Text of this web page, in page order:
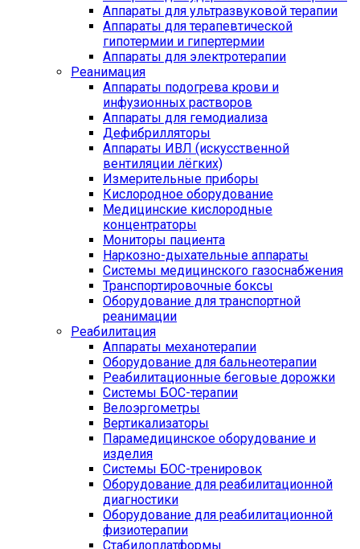
Аппараты для ультразвуковой терапии
Аппараты для терапевтической
гипотермии и гипертермии
Аппараты для электротерапии
Реанимация
Аппараты подогрева крови и
инфузионных растворов
Аппараты для гемодиализа
Дефибрилляторы
Аппараты ИВЛ (искусственной
вентиляции лёгких)
Измерительные приборы
Кислородное оборудование
Медицинские кислородные
концентраторы
Мониторы пациента
Наркозно-дыхательные аппараты
Системы медицинского газоснабжения
Транспортировочные боксы
Оборудование для транспортной
реанимации
Реабилитация
Аппараты механотерапии
Оборудование для бальнеотерапии
Реабилитационные беговые дорожки
Системы БОС-терапии
Велоэргометры
Вертикализаторы
Парамедицинское оборудование и
изделия
Системы БОС-тренировок
Оборудование для реабилитационной
диагностики
Оборудование для реабилитационной
физиотерапии
Стабилоплатформы